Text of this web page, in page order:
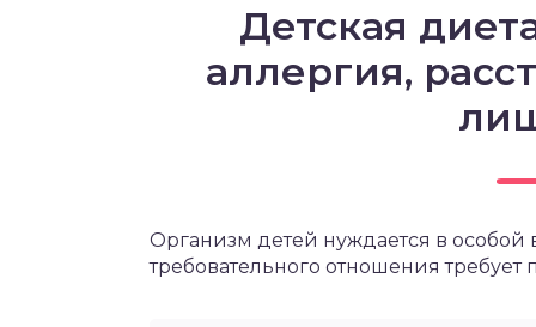
Детская
аллергия,
Организм детей нуждается в
требовательного отношения требует